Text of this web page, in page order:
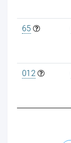
65
012